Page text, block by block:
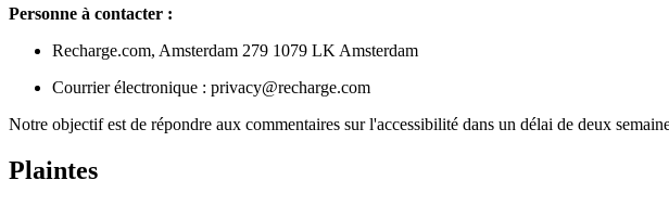
Personne à contacter :
Recharge.com, Amsterdam 279 1079 LK Amsterdam
Courrier électronique : privacy@recharge.com
Notre objectif est de répondre aux commentaires sur l'accessibilité dans un délai de deux
Plaintes